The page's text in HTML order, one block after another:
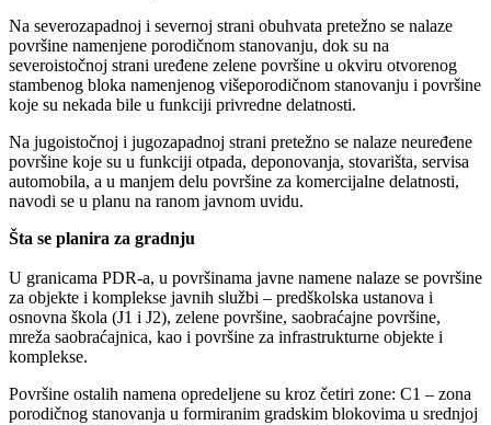
Na severozapadnoj i severnoj strani obuhvata pretežno se nalaze
površine namenjene porodičnom stanovanju, dok su na
severoistočnoj strani uređene zelene površine u okviru otvorenog
stambenog bloka namenjenog višeporodičnom stanovanju i površine
koje su nekada bile u funkciji privredne delatnosti.
Na jugoistočnoj i jugozapadnoj strani pretežno se nalaze neuređene
površine koje su u funkciji otpada, deponovanja, stovarišta, servisa
automobila, a u manjem delu površine za komercijalne delatnosti,
navodi se u planu na ranom javnom uvidu.
Šta se planira za gradnju
U granicama PDR-a, u površinama javne namene nalaze se površine
za objekte i komplekse javnih službi – predškolska ustanova i
osnovna škola (J1 i J2), zelene površine, saobraćajne površine,
mreža saobraćajnica, kao i površine za infrastrukturne objekte i
komplekse.
Površine ostalih namena opredeljene su kroz četiri zone: C1 – zona
porodičnog stanovanja u formiranim gradskim blokovima u srednjoj